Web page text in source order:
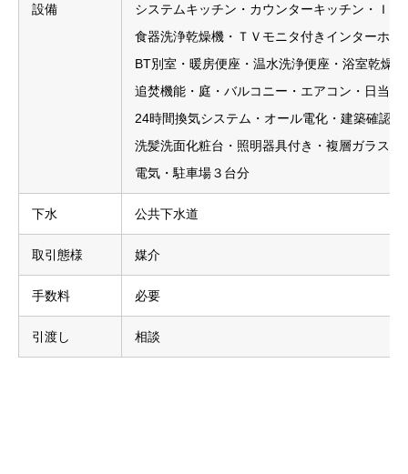
設備
システムキッチン・カウンターキッチン・Ｉ
食器洗浄乾燥機・ＴＶモニタ付きインターホ
BT別室・暖房便座・温水洗浄便座・浴室乾燥
追焚機能・庭・バルコニー・エアコン・日当り
24時間換気システム・オール電化・建築確認
洗髪洗面化粧台・照明器具付き・複層ガラス・
電気・駐車場３台分
下水 公共下水道
取引態様 媒介
手数料 必要
引渡し 相談